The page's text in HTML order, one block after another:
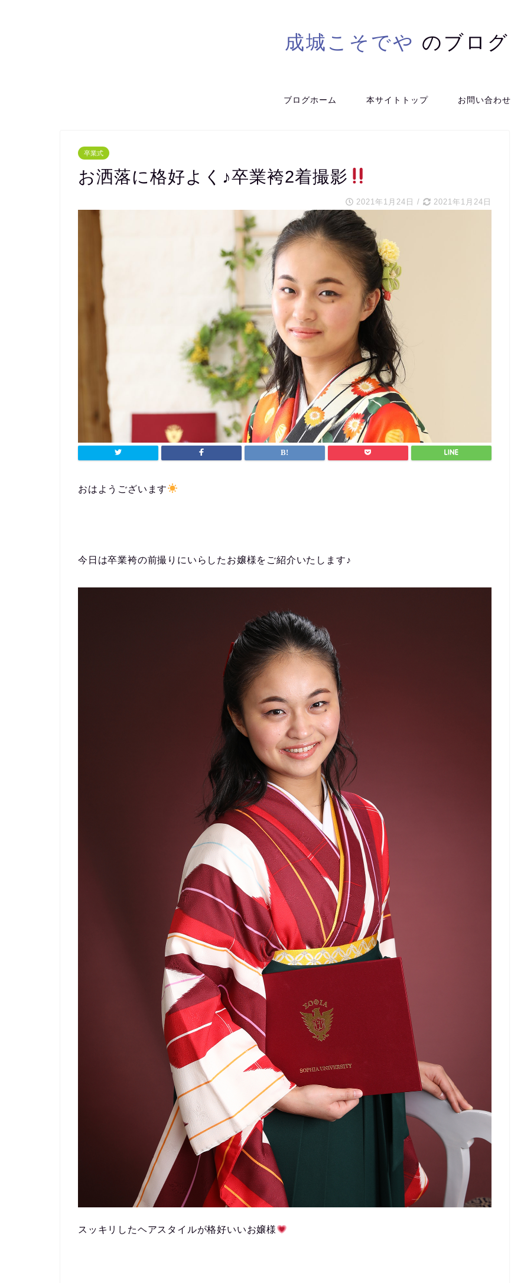
成城こそでや のブログ
ブログホーム 本サイトトップ お問い合わせ
卒業式
お洒落に格好よく♪卒業袴2着撮影
2021年1月24日 / 2021年1月24日
おはようございます
今日は卒業袴の前撮りにいらしたお嬢様をご紹介いたします♪
スッキリしたヘアスタイルが格好いいお嬢様